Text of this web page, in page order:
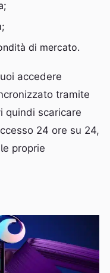
di mercato.
accedere
tramite
quindi scaricare
24 ore su 24,
proprie